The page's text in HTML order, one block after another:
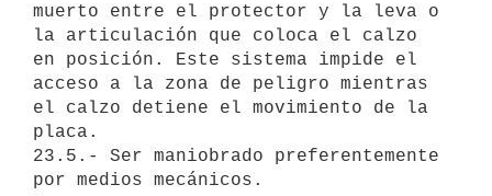
muerto entre el protector y la leva o
la articulación que coloca el calzo
en posición. Este sistema impide el
acceso a la zona de peligro mientras
el calzo detiene el movimiento de la
placa.
23.5.- Ser maniobrado preferentemente
por medios mecánicos.